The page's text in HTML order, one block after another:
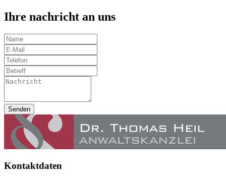
Ihre nachricht an uns
Senden
Kontaktdaten